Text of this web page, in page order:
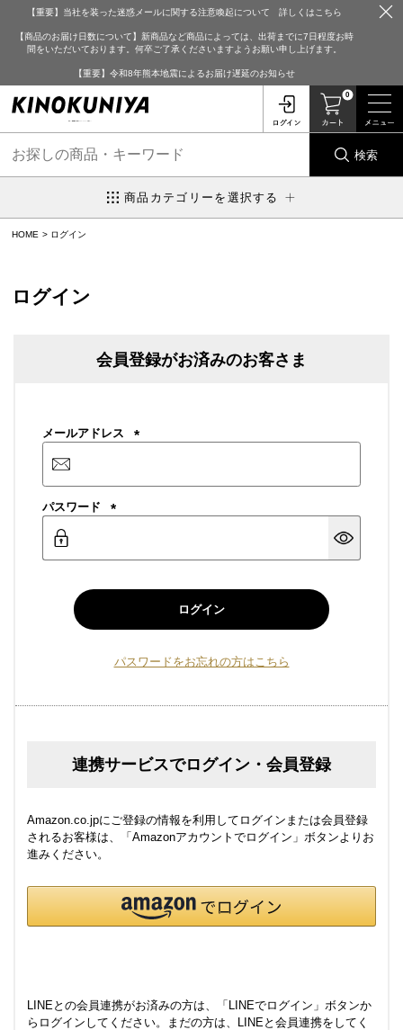
【重要】当社を装った迷惑メールに関する注意喚起について 詳しくはこちら
【商品のお届け日数について】新商品など商品によっては、出荷までに7日程度お時
間をいただいております。何卒ご了承くださいますようお願い申し上げます。
【重要】令和8年熊本地震によるお届け遅延のお知らせ
0
検索
商品カテゴリーを選択する
HOME ログイン
ログイン
会員登録がお済みのお客さま
メールアドレス
パスワード
ログイン
パスワードをお忘れの方はこちら
連携サービスでログイン・会員登録
Amazon.co.jpにご登録の情報を利用してログインまたは会員登録
されるお客様は、「Amazonアカウントでログイン」ボタンよりお
進みください。
LINEとの会員連携がお済みの方は、「LINEでログイン」ボタンか
らログインしてください。まだの方は、
LINEと会員連携をしてく